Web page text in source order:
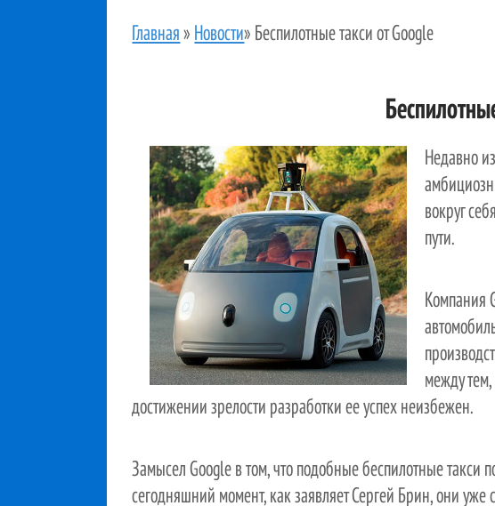
Главная » Новости» Беспилотные такси от Google
Недавно
вокруг
пути.
Компания
между
достижении зрелости разработки ее успех неизбежен.
Замысел Google в том, что подобные беспилотные такси
сегодняшний момент, как заявляет Сергей Брин, они